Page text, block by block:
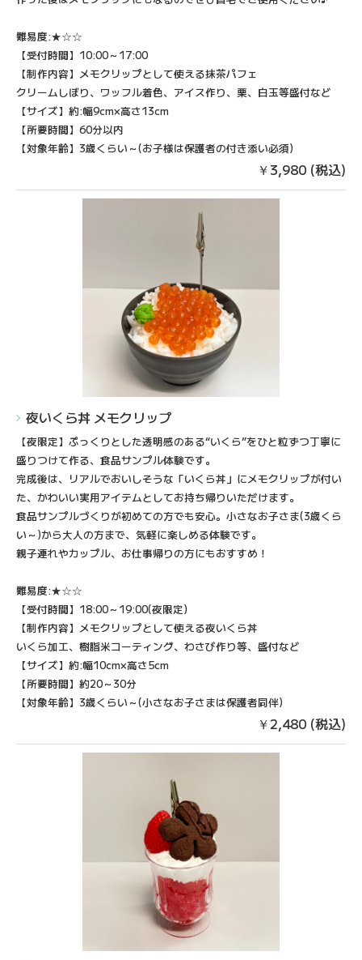
難易度:★☆☆
【受付時間】10:00～17:00
【制作内容】メモクリップとして使える抹茶パフェ
クリームしぼり、ワッフル着色、アイス作り、栗、白玉等盛付など
【サイズ】約:幅9cm×高さ13cm
【所要時間】60分以内
【対象年齢】3歳くらい～(お子様は保護者の付き添い必須)
￥3,980 (税込)
夜いくら丼 メモクリップ
【夜限定】ぷっくりとした透明感のある“いくら”をひと粒ずつ丁寧に
盛りつけて作る、食品サンプル体験です。
完成後は、リアルでおいしそうな「いくら丼」にメモクリップが付い
た、かわいい実用アイテムとしてお持ち帰りいただけます。
食品サンプルづくりが初めての方でも安心。小さなお子さま(3歳くら
い～)から大人の方まで、気軽に楽しめる体験です。
親子連れやカップル、お仕事帰りの方にもおすすめ！
難易度:★☆☆
【受付時間】18:00～19:00(夜限定)
【制作内容】メモクリップとして使える夜いくら丼
いくら加工、樹脂米コーティング、わさび作り等、盛付など
【サイズ】約:幅10cm×高さ5cm
【所要時間】約20～30分
【対象年齢】3歳くらい～(小さなお子さまは保護者同伴)
￥2,480 (税込)
お問い合わせはこちら